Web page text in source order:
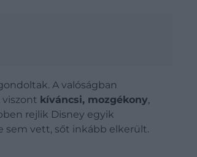
A valóságban
viszont kíváncsi, mozgékony,
rejlik Disney egyik
sem vett, sőt inkább elkerült.